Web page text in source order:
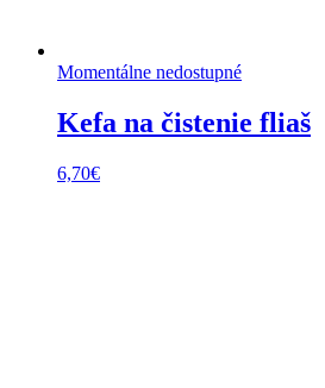
Momentálne nedostupné
Kefa na čistenie fliaš
6,70€